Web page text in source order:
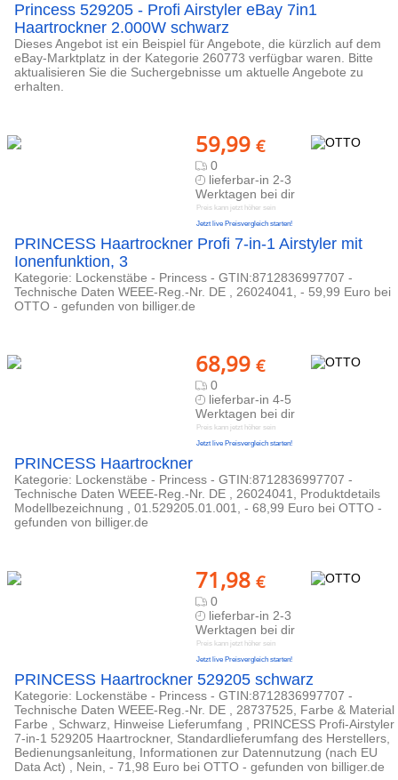
Princess 529205 - Profi Airstyler eBay 7in1
Haartrockner 2.000W schwarz
Dieses Angebot ist ein Beispiel für Angebote, die kürzlich auf dem
eBay-Marktplatz in der Kategorie 260773 verfügbar waren. Bitte
aktualisieren Sie die Suchergebnisse um aktuelle Angebote zu
erhalten.
59,99 €
0
lieferbar-in 2-3
Werktagen bei dir
Preis kann jetzt höher sein
Jetzt live Preisvergleich starten!
PRINCESS Haartrockner Profi 7-in-1 Airstyler mit
Ionenfunktion, 3
Kategorie: Lockenstäbe - Princess - GTIN:8712836997707 -
Technische Daten WEEE-Reg.-Nr. DE , 26024041, - 59,99 Euro bei
OTTO - gefunden von billiger.de
68,99 €
0
lieferbar-in 4-5
Werktagen bei dir
Preis kann jetzt höher sein
Jetzt live Preisvergleich starten!
PRINCESS Haartrockner
Kategorie: Lockenstäbe - Princess - GTIN:8712836997707 -
Technische Daten WEEE-Reg.-Nr. DE , 26024041, Produktdetails
Modellbezeichnung , 01.529205.01.001, - 68,99 Euro bei OTTO -
gefunden von billiger.de
71,98 €
0
lieferbar-in 2-3
Werktagen bei dir
Preis kann jetzt höher sein
Jetzt live Preisvergleich starten!
PRINCESS Haartrockner 529205 schwarz
Kategorie: Lockenstäbe - Princess - GTIN:8712836997707 -
Technische Daten WEEE-Reg.-Nr. DE , 28737525, Farbe & Material
Farbe , Schwarz, Hinweise Lieferumfang , PRINCESS Profi-Airstyler
7-in-1 529205 Haartrockner, Standardlieferumfang des Herstellers,
Bedienungsanleitung, Informationen zur Datennutzung (nach EU
Data Act) , Nein, - 71,98 Euro bei OTTO - gefunden von billiger.de